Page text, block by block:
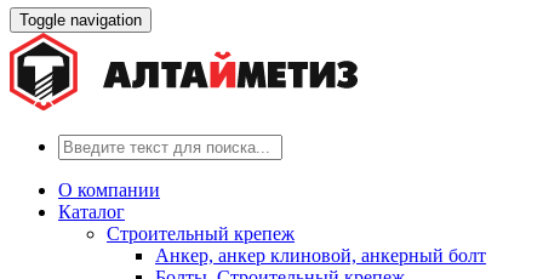
Toggle navigation
О компании
Каталог
Строительный крепеж
Анкер, анкер клиновой, анкерный болт